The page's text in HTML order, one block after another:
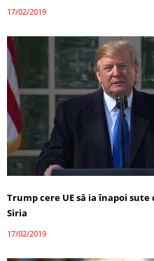
17/02/2019
Trump cere UE să ia înapoi
Siria
17/02/2019